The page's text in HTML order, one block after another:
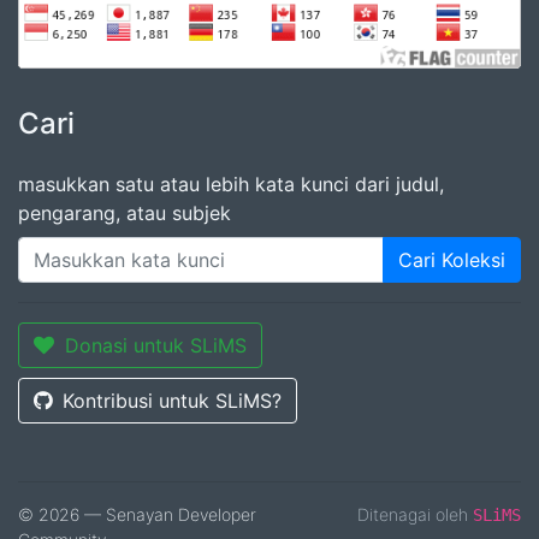
Cari
masukkan satu atau lebih kata kunci dari judul,
pengarang, atau subjek
Cari Koleksi
Donasi untuk SLiMS
Kontribusi untuk SLiMS?
© 2026 — Senayan Developer
Ditenagai oleh SLiMS